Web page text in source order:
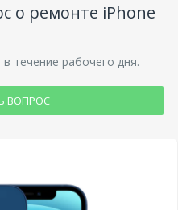
о ремонте iPhone
течение рабочего дня.
ВОПРОС